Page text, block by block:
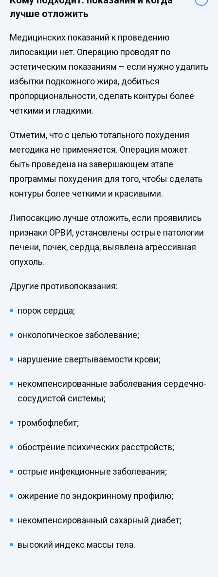
лучше отложить
Медицинских показаний к проведению
липосакции нет. Операцию проводят по
эстетическим показаниям – если нужно удалить
избытки подкожного жира, добиться
пропорциональности, сделать контуры более
четкими и гладкими.
Отметим, что с целью тотального похудения
методика не применяется. Операция может
быть проведена на завершающем этапе
программы похудения для того, чтобы сделать
контуры более четкими и красивыми.
Липосакцию лучше отложить, если проявились
признаки ОРВИ, установлены острые патологии
печени, почек, сердца, выявлена агрессивная
опухоль.
Другие противопоказания:
порок сердца;
онкологическое заболевание;
нарушение свертываемости крови;
некомпенсированные заболевания сердечно-
сосудистой системы;
тромбофлебит;
обострение психических расстройств;
острые инфекционные заболевания;
ожирение по эндокринному профилю;
некомпенсированный сахарный диабет;
высокий индекс массы тела.